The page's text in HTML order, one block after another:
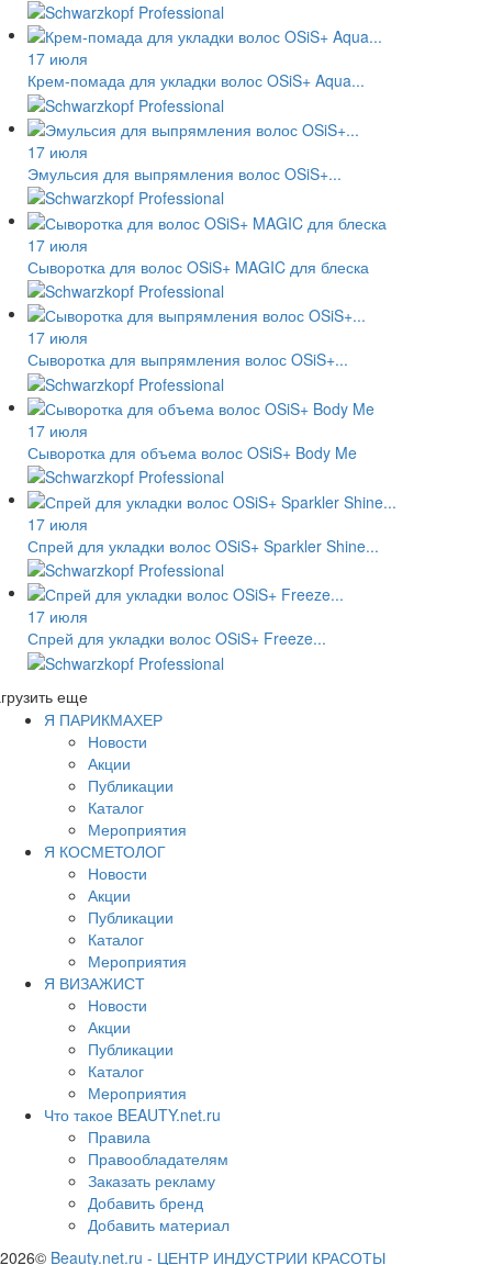
17 июля
Крем-помада для укладки волос OSiS+ Aqua...
17 июля
Эмульсия для выпрямления волос OSiS+...
17 июля
Сыворотка для волос OSiS+ MAGIC для блеска
17 июля
Сыворотка для выпрямления волос OSiS+...
17 июля
Сыворотка для объема волос OSiS+ Body Me
17 июля
Спрей для укладки волос OSiS+ Sparkler Shine...
17 июля
Спрей для укладки волос OSiS+ Freeze...
еще
Я ПАРИКМАХЕР
Новости
Акции
Публикации
Каталог
Мероприятия
Я КОСМЕТОЛОГ
Новости
Акции
Публикации
Каталог
Мероприятия
Я ВИЗАЖИСТ
Новости
Акции
Публикации
Каталог
Мероприятия
Что такое BEAUTY.net.ru
Правила
Правообладателям
Заказать рекламу
Добавить бренд
Добавить материал
2026© Beauty.net.ru - ЦЕНТР ИНДУСТРИИ КРАСОТЫ